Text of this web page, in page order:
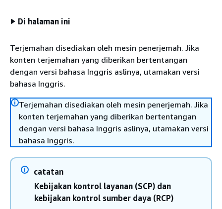
Di halaman ini
Terjemahan disediakan oleh mesin penerjemah. Jika
konten terjemahan yang diberikan bertentangan
dengan versi bahasa Inggris aslinya, utamakan versi
bahasa Inggris.
Terjemahan disediakan oleh mesin penerjemah. Jika
konten terjemahan yang diberikan bertentangan
dengan versi bahasa Inggris aslinya, utamakan versi
bahasa Inggris.
catatan
Kebijakan kontrol layanan (SCP) dan
kebijakan kontrol sumber daya (RCP)